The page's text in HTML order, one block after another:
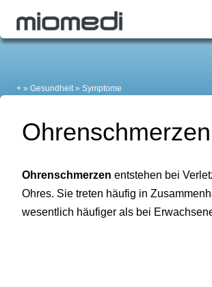
+ Gesundheit Symptome
Ohrenschmerzen
Ohrenschmerzen entstehen bei
Ohres. Sie treten häufig in
wesentlich häufiger als bei